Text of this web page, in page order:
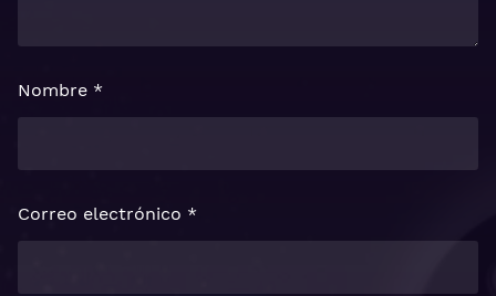
Nombre *
Correo electrónico *